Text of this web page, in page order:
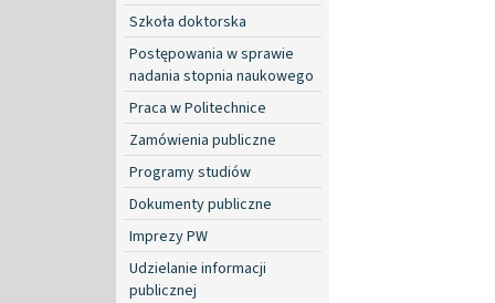
Szkoła doktorska
Postępowania w sprawie
nadania stopnia naukowego
Praca w Politechnice
Zamówienia publiczne
Programy studiów
Dokumenty publiczne
Imprezy PW
Udzielanie informacji
publicznej